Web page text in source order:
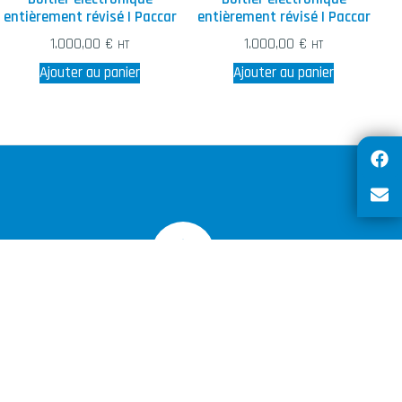
entièrement révisé | Paccar
1.000,00 € HT
Ajouter au panier
entièrement révisé | Paccar
1.000,00 € HT
Ajouter au panier